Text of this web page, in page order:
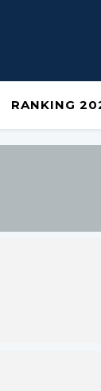
RANKING